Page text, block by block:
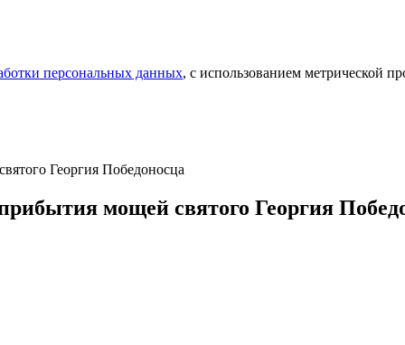
персональных данных, с использованием метрической
Георгия Победоносца
мощей святого Георгия